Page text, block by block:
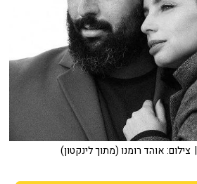
| צילום: אוהד רומנו (מתוך לינקטון)